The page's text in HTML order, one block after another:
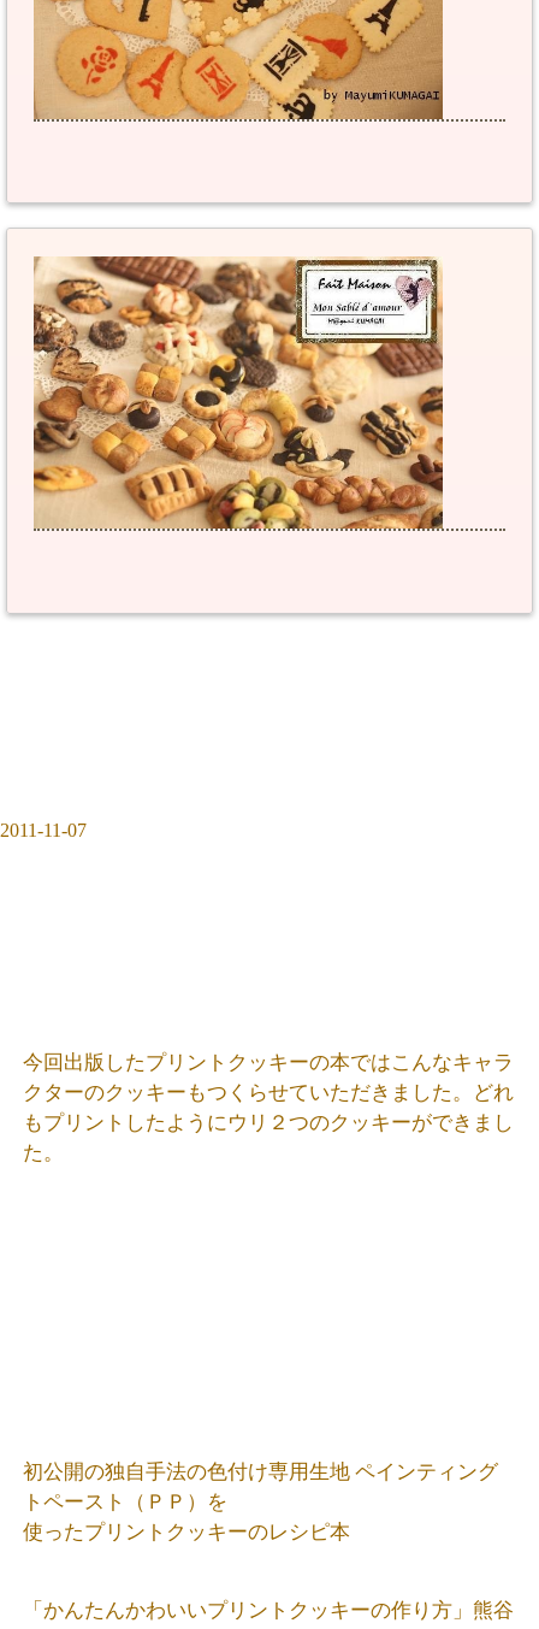
2011-11-07
今回出版したプリントクッキーの本ではこんなキャラ
クターのクッキーもつくらせていただきました。どれ
もプリントしたようにウリ２つのクッキーができまし
た。
初公開の独自手法の色付け専用生地 ペインティング
トペースト（ＰＰ）を
使ったプリントクッキーのレシピ本
「かんたんかわいいプリントクッキーの作り方」熊谷